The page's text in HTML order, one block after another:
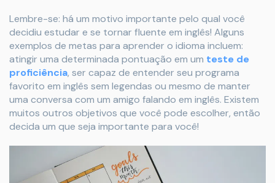
Lembre-se: há um motivo importante pelo qual você
decidiu estudar e se tornar fluente em inglês! Alguns
exemplos de metas para aprender o idioma incluem:
atingir uma determinada pontuação em um teste de
proficiência, ser capaz de entender seu programa
favorito em inglês sem legendas ou mesmo de manter
uma conversa com um amigo falando em inglês. Existem
muitos outros objetivos que você pode escolher, então
decida um que seja importante para você!